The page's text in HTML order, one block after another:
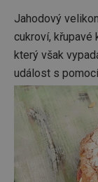
Jahodový
cukroví, křupavé
který však
událost s